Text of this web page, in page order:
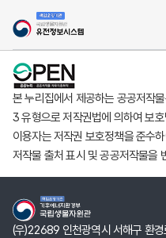
본 누리집에서 제공하는 공공저작
3 유형으로 저작권법에 의하여 보
이용자는 저작권 보호정책을 준수
저작물 출처 표시 및 공공저작물을
(우)22689 인천광역시 서해구 환